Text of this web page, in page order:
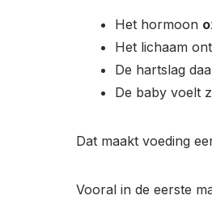
Het hormoon
Het lichaam
De hartslag
De baby voelt
Dat maakt voeding
Vooral in de eerste